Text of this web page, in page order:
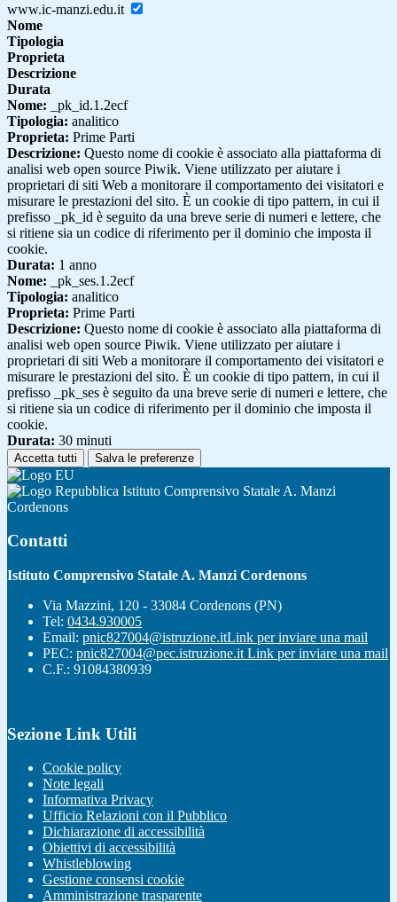
www.ic-manzi.edu.it
Nome
Tipologia
Proprieta
Descrizione
Durata
Nome: _pk_id.1.2ecf
Tipologia: analitico
Proprieta: Prime Parti
Descrizione: Questo nome di cookie è associato alla piattaforma di
analisi web open source Piwik. Viene utilizzato per aiutare i
proprietari di siti Web a monitorare il comportamento dei visitatori e
misurare le prestazioni del sito. È un cookie di tipo pattern, in cui il
prefisso _pk_id è seguito da una breve serie di numeri e lettere, che
si ritiene sia un codice di riferimento per il dominio che imposta il
cookie.
Durata: 1 anno
Nome: _pk_ses.1.2ecf
Tipologia: analitico
Proprieta: Prime Parti
Descrizione: Questo nome di cookie è associato alla piattaforma di
analisi web open source Piwik. Viene utilizzato per aiutare i
proprietari di siti Web a monitorare il comportamento dei visitatori e
misurare le prestazioni del sito. È un cookie di tipo pattern, in cui il
prefisso _pk_ses è seguito da una breve serie di numeri e lettere, che
si ritiene sia un codice di riferimento per il dominio che imposta il
cookie.
Durata: 30 minuti
Accetta tutti Salva le preferenze
Istituto Comprensivo Statale A. Manzi
Cordenons
Contatti
Istituto Comprensivo Statale A. Manzi Cordenons
Via Mazzini, 120 - 33084 Cordenons (PN)
Tel: 0434.930005
Email: pnic827004@istruzione.itLink per inviare una mail
PEC: pnic827004@pec.istruzione.it Link per inviare una mail
C.F.: 91084380939
Sezione Link Utili
Cookie policy
Note legali
Informativa Privacy
Ufficio Relazioni con il Pubblico
Dichiarazione di accessibilità
Obiettivi di accessibilità
Whistleblowing
Gestione consensi cookie
Amministrazione trasparente